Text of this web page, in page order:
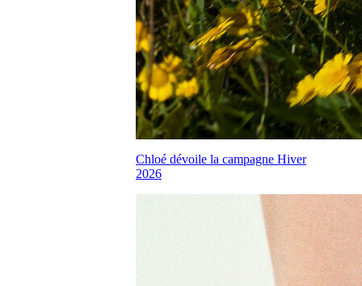
Chloé dévoile la campagne Hiver
2026